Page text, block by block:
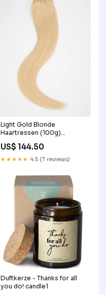
Light Gold Blonde
Haartressen (100g)
volumizer
US$ 144.50
★★★★★ 4.5 (7 reviews)
Duftkerze - Thanks for all
you do! candle1